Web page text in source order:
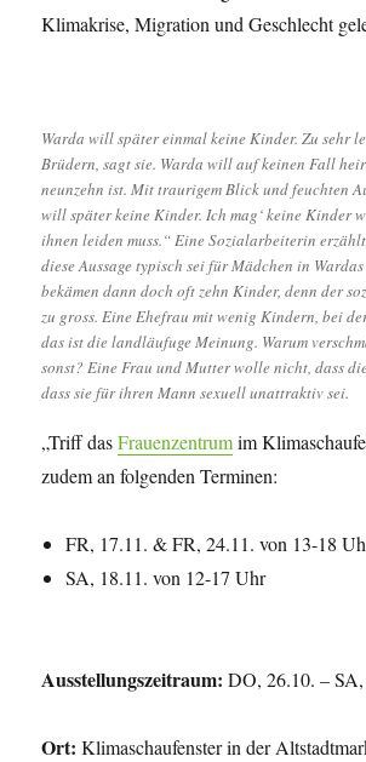
Klimakrise, Migration und Geschlecht
Warda will später einmal keine Kinder. Zu sehr
Brüdern, sagt sie. Warda will auf keinen Fall
neunzehn ist. Mit traurigem Blick und feuchten
will später keine Kinder. Ich mag‘ keine Kinder
ihnen leiden muss.“ Eine Sozialarbeiterin
diese Aussage typisch sei für Mädchen in
bekämen dann doch oft zehn Kinder, denn der
zu gross. Eine Ehefrau mit wenig Kindern, bei
das ist die landläufuge Meinung. Warum
sonst? Eine Frau und Mutter wolle nicht, dass
dass sie für ihren Mann sexuell unattraktiv sei.
„Triff dasFrauenzentrumim
zudem an folgenden Terminen:
FR, 17.11. & FR, 24.11. von 13-18
SA, 18.11. von 12-17 Uhr
Ausstellungszeitraum: DO, 26.10. –
Ort: Klimaschaufenster in der